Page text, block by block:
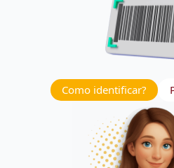
Como identificar?